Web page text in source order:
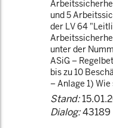
und 5
der LV 64
unter der
ASiG –
bis zu 10
– Anlage 1)
Stand:
Dialog:43189